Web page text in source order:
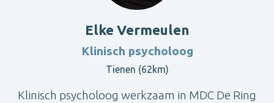
Elke Vermeulen
Klinisch psycholoog
Tienen (62km)
Klinisch psycholoog werkzaam in MDC De Ring